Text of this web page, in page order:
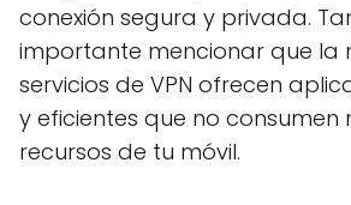
conexión segura y privada.
importante mencionar que la
servicios de VPN ofrecen
y eficientes que no consumen
recursos de tu móvil.